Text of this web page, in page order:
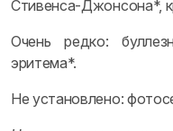
Стивенса-Джонсона*,
Очень редко:
эритема*.
Не установлено: